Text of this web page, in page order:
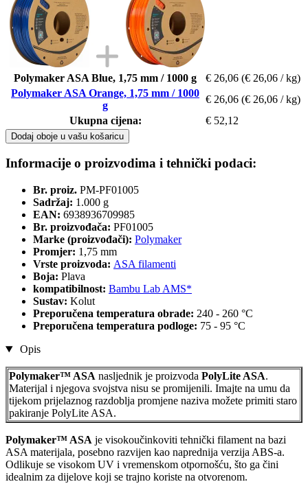
Polymaker ASA Blue, 1,75 mm / 1000 g € 26,06 (€ 26,06 / kg)
Polymaker ASA Orange, 1,75 mm / 1000
g
€ 26,06 (€ 26,06 / kg)
Ukupna cijena:
€ 52,12
Dodaj oboje u vašu košaricu
Informacije o proizvodima i tehnički podaci:
Br. proiz. PM-PF01005
Sadržaj: 1.000 g
EAN: 6938936709985
Br. proizvođača: PF01005
Marke (proizvođači): Polymaker
Promjer: 1,75 mm
Vrste proizvoda: ASA filamenti
Boja: Plava
kompatibilnost: Bambu Lab AMS*
Sustav: Kolut
Preporučena temperatura obrade: 240 - 260 °C
Preporučena temperatura podloge: 75 - 95 °C
Opis
Polymaker™ ASA nasljednik je proizvoda PolyLite ASA.
Materijal i njegova svojstva nisu se promijenili. Imajte na umu da
tijekom prijelaznog razdoblja promjene naziva možete primiti staro
pakiranje PolyLite ASA.
Polymaker™ ASA je visokoučinkoviti tehnički filament na bazi
ASA materijala, posebno razvijen kao naprednija verzija ABS-a.
Odlikuje se visokom UV i vremenskom otpornošću, što ga čini
idealnim za dijelove koji se trajno koriste na otvorenom.